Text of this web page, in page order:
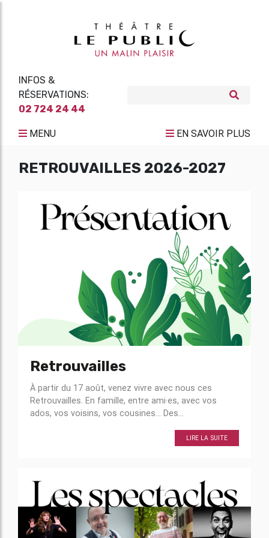
INFOS &
RÉSERVATIONS:
02 724 24 44
MENU EN SAVOIR PLUS
RETROUVAILLES 2026-2027
Retrouvailles
À partir du 17 août, venez vivre avec nous ces
Retrouvailles. En famille, entre ami·es, avec vos
ados, vos voisins, vos cousines… Des...
LIRE LA SUITE